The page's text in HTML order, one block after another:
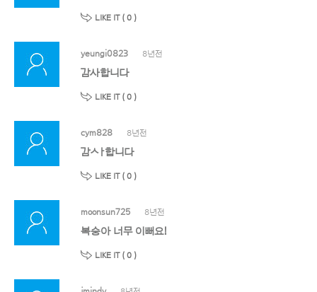
LIKE IT ( 0 )
yeungi0823 8년전
감사합니다
LIKE IT ( 0 )
cym828 8년전
감ㅅㅏ합니다
LIKE IT ( 0 )
moonsun725 8년전
복숭아 너무 이뻐요!
LIKE IT ( 0 )